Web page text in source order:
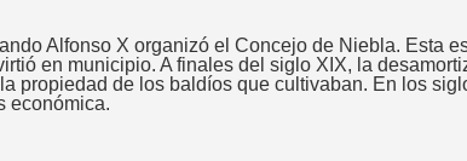
Alfonso X organizó el Concejo de Niebla. Esta
en municipio. A finales del siglo XIX, la
propiedad de los baldíos que cultivaban. En los
económica.